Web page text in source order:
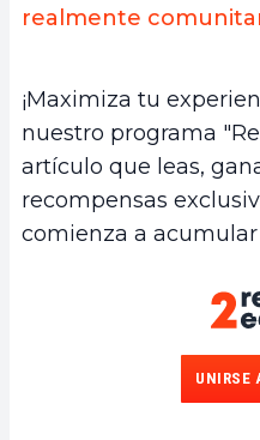
realmente
¡Maximiza tu
nuestro programa
artículo que leas,
recompensas
comienza a
UNIRSE